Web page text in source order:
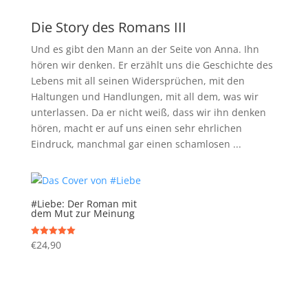
Die Story des Romans III
Und es gibt den Mann an der Seite von Anna. Ihn
hören wir denken. Er erzählt uns die Geschichte des
Lebens mit all seinen Widersprüchen, mit den
Haltungen und Handlungen, mit all dem, was wir
unterlassen. Da er nicht weiß, dass wir ihn denken
hören, macht er auf uns einen sehr ehrlichen
Eindruck, manchmal gar einen schamlosen ...
#Liebe: Der Roman mit
dem Mut zur Meinung
Bewertet mit
5.00
€24,90